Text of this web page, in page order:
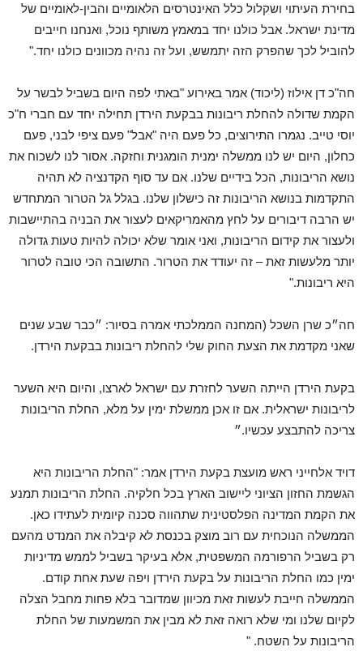
בחירת העיתוי ושקלול כלל האינטרסים הלאומיים והבין-לאומיים של
מדינת ישראל. אבל כולנו יחד במאמץ משותף נוכל, ואנחנו חייבים
להוביל לכך שהפרק הזה יתמשש, ועל זה נהיה מכוונים כולנו יחד."
חה"כ דן אילוז (ליכוד) אמר באירוע "באתי לפה היום בשביל לבשר על
הקמת שדולה להחלת ריבונות בבקעת הירדן תחילה יחד עם חברי ח"כ
יוסי טייב. נגמרו התירוצים, כל פעם היה "אבל" פעם ציפי לבני, פעם
כחלון, היום יש לנו ממשלה ימנית הומגנית וחזקה. אסור לנו לשכוח את
נושא הריבונות, הכל בידיים שלנו. אם עד סוף הקדנציה לא תהיה
התקדמות בנושא הריבונות זה כישלון שלנו. בגלל גל הטרור המתחדש
יש הרבה דיבורים על לחץ מהאמריקאים לעצור את הבניה בהתיישבות
ולעצור את קידום הריבונות, ואני אומר שלא יכולה להיות טעות גדולה
יותר מלעשות זאת – זה יעודד את הטרור. התשובה הכי טובה לטרור
היא ריבונות."
חה״כ שרן השכל (המחנה הממלכתי אמרה בסיור: ״כבר שבע שנים
שאני מקדמת את הצעת החוק שלי להחלת ריבונות בבקעת הירדן.
בקעת הירדן הייתה השער לחזרת עם ישראל לארצו, והיום היא השער
לריבונות ישראלית. אם זו אכן ממשלת ימין על מלא, החלת הריבונות
צריכה להתבצע עכשיו.״
דויד אלחייני ראש מועצת בקעת הירדן אמר: "החלת הריבונות היא
הגשמת החזון הציוני ליישוב הארץ בכל חלקיה. החלת הריבונות תמנע
את הקמת המדינה הפלסטינית שתהווה סכנה קיומית לעתידו כאן.
הממשלה הנוכחית עם רוב מוצק בכנסת לא קיבלה את המנדט מהעם
רק בשביל הרפורמה המשפטית, אלא בעיקר בשביל לממש מדיניות
ימין כמו החלת הריבונות על בקעת הירדן ויפה שעת אחת קודם.
הממשלה חייבת לעשות זאת מכיוון שמדובר בלא פחות מחבל הצלה
לקיום שלנו ומי שלא רואה זאת לא מבין את המשמעות של החלת
הריבונות על השטח. "